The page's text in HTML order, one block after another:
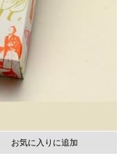
お気に入りに追加